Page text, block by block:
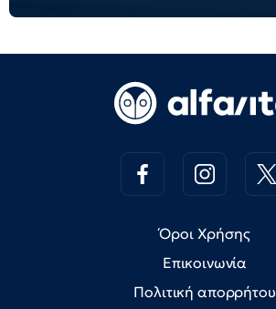
Όροι Χρήσης
Επικοινωνία
Πολιτική απορρήτου